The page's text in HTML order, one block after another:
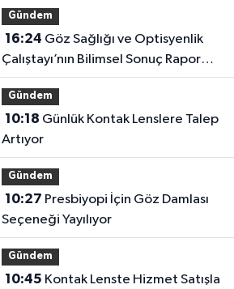
Gündem
16:24
Çalıştayı’nın Bilimsel Sonuç Raporu
Açıklandı
Gündem
10:18
Artıyor
Gündem
10:27
Seçeneği Yayılıyor
Gündem
10:45